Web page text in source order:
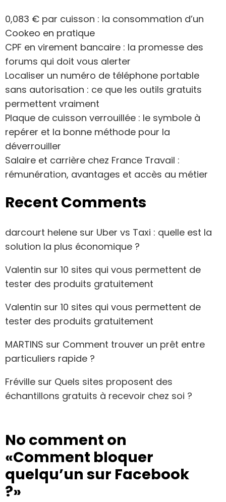
0,083 € par cuisson : la consommation d’un
Cookeo en pratique
CPF en virement bancaire : la promesse des
forums qui doit vous alerter
Localiser un numéro de téléphone portable
sans autorisation : ce que les outils gratuits
permettent vraiment
Plaque de cuisson verrouillée : le symbole à
repérer et la bonne méthode pour la
déverrouiller
Salaire et carrière chez France Travail :
rémunération, avantages et accès au métier
Recent Comments
darcourt helene sur Uber vs Taxi : quelle est la
solution la plus économique ?
Valentin sur 10 sites qui vous permettent de
tester des produits gratuitement
Valentin sur 10 sites qui vous permettent de
tester des produits gratuitement
MARTINS sur Comment trouver un prêt entre
particuliers rapide ?
Fréville sur Quels sites proposent des
échantillons gratuits à recevoir chez soi ?
No comment on
«Comment bloquer
quelqu’un sur Facebook
?»